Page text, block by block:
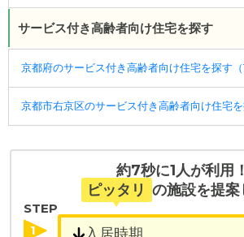
サービス付き高齢者向け住宅を探す
京都府のサービス付き高齢者向け住宅を探す（
京都市右京区のサービス付き高齢者向け住宅を
約7秒に1人が利用！
ピッタリ の施設を提案
STEP
1